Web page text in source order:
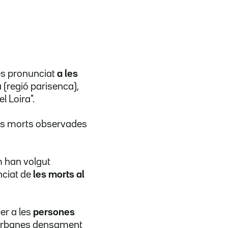
pronunciat a les
(regió parisenca),
Loira".
morts observades
han volgut
de les morts al
a les persones
densament